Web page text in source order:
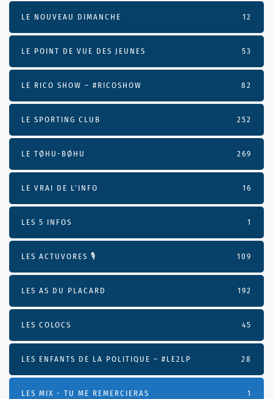
LE NOUVEAU DIMANCHE 12
LE POINT DE VUE DES JEUNES 53
LE RICO SHOW – #RICOSHOW 82
LE SPORTING CLUB 252
LE TØHU-BØHU 269
LE VRAI DE L’INFO 16
LES 5 INFOS 1
LES ACTUVORES 🎙 109
LES AS DU PLACARD 192
LES COLOCS 45
LES ENFANTS DE LA POLITIQUE – #LE2LP 28
LES MIX - TU ME REMERCIERAS 1